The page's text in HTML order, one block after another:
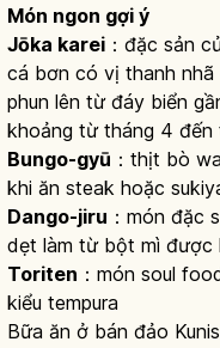
Món ngon gợi ý
Jōka karei ：đặc sản
cá bơn có vị thanh
phun lên từ đáy biển
khoảng từ tháng 4 đến
Bungo-gyū ：thịt bò
khi ăn steak hoặc
Dango-jiru ：món đặc
dẹt làm từ bột mì được
Toriten ：món soul
kiểu tempura
Bữa ăn ở bán đảo